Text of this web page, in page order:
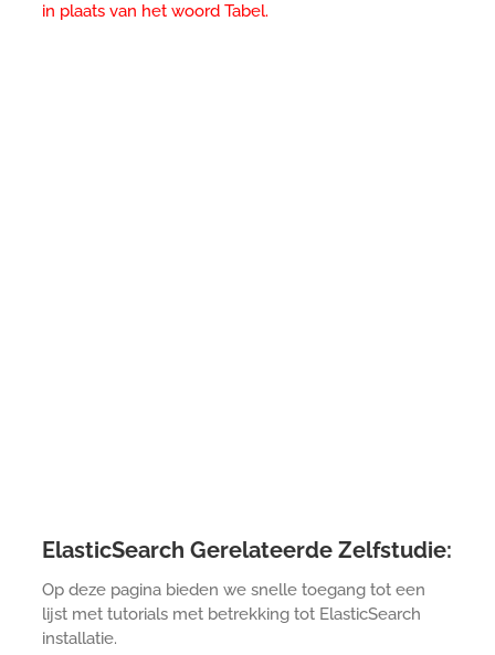
in plaats van het woord Tabel.
ElasticSearch Gerelateerde Zelfstudie:
Op deze pagina bieden we snelle toegang tot een
lijst met tutorials met betrekking tot ElasticSearch
installatie.